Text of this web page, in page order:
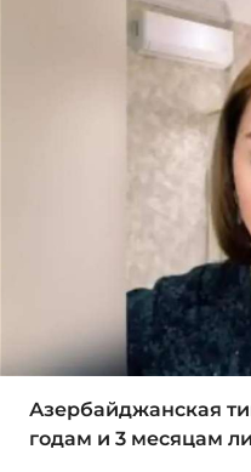
Азербайджанская
годам и 3 месяцам